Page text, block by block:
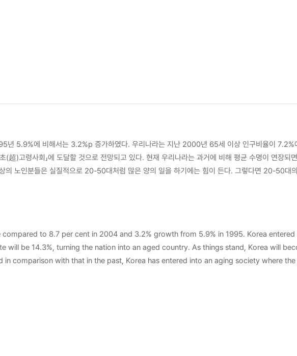
5.9%에 비해서는 3.2%p 증가하였다. 우리나라는 지난 2000년 65세 이상 인구비율이 7.2%
超)고령사회」에 도달할 것으로 전망되고 있다. 현재 우리나라는 과거에 비해 평균 수명이 연장되
노인분들은 실질적으로 20-50대처럼 많은 양의 일을 하기에는 힘이 든다. 그렇다면 20-50대
`와 같은 출산율 저하정책으로 인해 20～30대의 비율이 적었다. 그래서 문제는 더욱 심각해지고
명), 영국(1.64명), 일본(1.33명) 보다 더 낮은 최저 수준으로 지난 1960년 가임여성 1인당 출
면 2, 30년 후, 주변 사람들 5명 중 1명은 65세 이상 노인이 차지하고 있다. 이는 곧 국가경쟁력
변화추세에도 일부 정책자들은 노인문제를 개인적 내지 가족적 차원에서 그 해결책을 모색하고
함은 물론 개인적 및 가족적인 차원에서뿐만 아니라 지역사회 또는 국가사회의 차원에서 노인복
수도 줄어들고, 자식들이 서로 자기 생활에 바빠서 부모님을 모시기까지 힘들어지면서, 홀로서기
각한 사회문제가 될 것으로 예상하고 있다. 노인의 의료적 서비스와 재가 서비스가 부족한 우리
노인의 전인간적인 의료 및 시설 등의 서비스를 받을 수 있는 방안을 경기도내 노인의료복지시설
택의 성격이 강하다. 영국인들의 생각은 케어의 비중이 높아지면 그것은 주택이라기보다는 복지
to 8.7 per cent in 2004 and 3.2% growth from 5.9% in 1995. Korea entered
be 14.3%, turning the nation into an aged country. As things stand, Korea will
comparison with that in the past, Korea has entered into an aging society where
65 are not capable of executing as the large amount of workload as individuals
sustain the increasing number of elderly people with the smaller number, there
Also Korea National Statistical Office addressed the birth ratio in Korea on the
(fertility rate) is 1.17, the lowest ratio in the world, and the fertility rate has been
other advanced countries; however the same social issue is newly emerging in a